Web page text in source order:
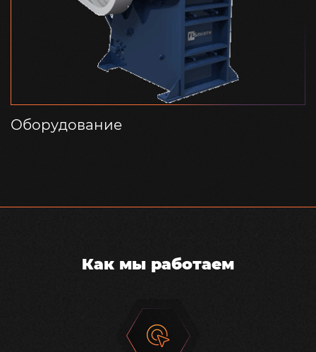
Оборудование
Как мы работаем